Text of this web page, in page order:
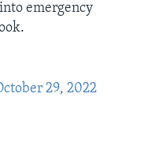
emergency
29, 2022